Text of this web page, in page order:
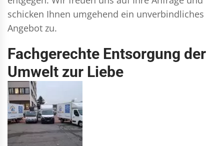
schicken Ihnen umgehend ein unverbindliches
Angebot zu.
Fachgerechte Entsorgung der
Umwelt zur Liebe